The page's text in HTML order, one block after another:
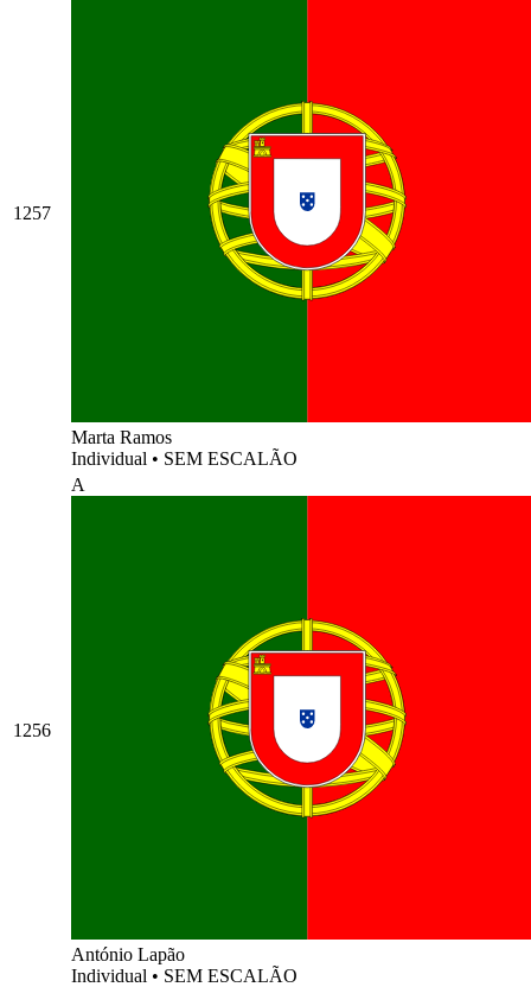
1257
Marta Ramos
Individual • SEM ESCALÃO
1256
A
António Lapão
Individual • SEM ESCALÃO